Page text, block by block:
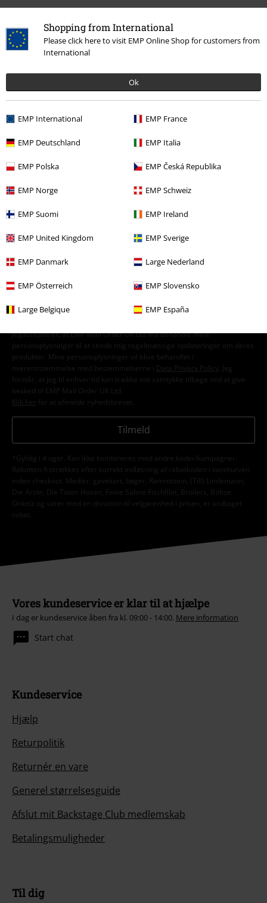
Shopping from International
Please click here to visit EMP Online Shop for customers from
International
Ok
EMP International EMP France
EMP Deutschland EMP Italia
EMP Polska EMP Česká Republika
EMP Norge EMP Schweiz
EMP Suomi EMP Ireland
EMP United Kingdom EMP Sverige
EMP Danmark Large Nederland
EMP Österreich EMP Slovensko
Large Belgique EMP España
More categories. More options.
Band Merch Genre
Band Merch Medier
Udsalg % Medier
Nyhedsbrev
Tilmeld dig nu og få en rabatkode på 15%!
info
jegaccepterer, at EMP Mail Order UK Ltd må behandle mine
personoplysninger til at sende mig regelmæssige opdateringer om deres
produkter. Mine personoplysninger vil blive behandlet i
overensstemmelse med bestemmelserne i
Data Privacy Policy
. Jeg
forstår, at jeg til enhver tid kan trække mit samtykke tilbage ved at give
besked til EMP Mail Order UK Ltd.
Klik her
for at afmelde nyhedsbrevet.
Tilmeld
*Gyldig i 4 uger. Kan ikke kombineres med andre koder/kampagner.
Rabatten fratrækkes efter korrekt indløsning af rabatkoden i varekurven
inden checkout. Medier, gavekort, bøger, Rammstein, (Till) Lindemann,
Die Ärzte, Die Toten Hosen, Feine Sahne Fischfilet, Broilers, Böhse
Onkelz og varer med en donation til velgørenhed i prisen, er undtaget
rabat.
Vores kundeservice er klar til at hjælpe
I dag er kundeservice åben fra kl. 09:00 - 14:00. Mere information
Start chat
Kundeservice
Hjælp
Returpolitik
Returnér en vare
Generel størrelsesguide
Afslut mit Backstage Club medlemskab
Betalingsmuligheder
Til dig